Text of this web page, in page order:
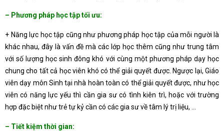
– Phương pháp học tập tối ưu:
+ Năng lực học tập cũng như phương pháp học tập của mỗi người là
khác nhau, đây là vấn đề mà các lớp học thêm cũng như trung tâm
với số lượng học sinh đông khó với cùng một phương pháp dạy học
chung cho tất cả học viên khó có thể giải quyết được. Ngược lại, Giáo
viên dạy môn Sinh tại nhà hoàn toàn có thể giải quyết được, như học
viên có năng lực yếu thì cần gia sư có tình kiên trì, hoặc với trường
hợp đặc biệt như trẻ tự kỷ cần có các gia sư về tâm lý trị liệu, …
– Tiết kiệm thời gian: